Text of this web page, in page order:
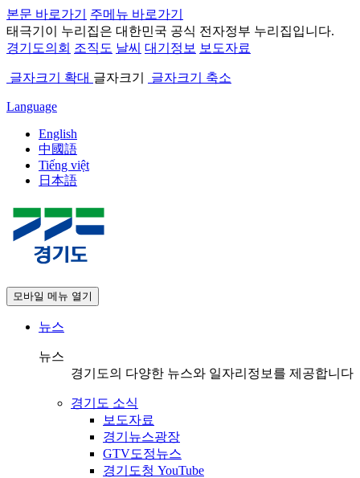
본문 바로가기
주메뉴 바로가기
태극기 이 누리집은 대한민국 공식 전자정부 누리집입니다.
경기도의회 조직도 날씨 대기정보 보도자료
글자크기 확대 글자크기 글자크기 축소
Language
English
中國語
Tiếng việt
日本語
모바일 메뉴 열기
뉴스
뉴스
경기도의 다양한 뉴스와 일자리정보를 제공합니다
경기도 소식
보도자료
경기뉴스광장
GTV도정뉴스
경기도청 YouTube